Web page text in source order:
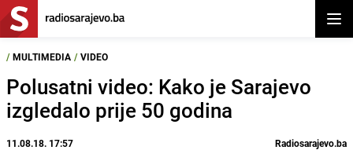
/ MULTIMEDIA / VIDEO
Polusatni video: Kako je Sarajevo
izgledalo prije 50 godina
11.08.18. 17:57 Radiosarajevo.ba